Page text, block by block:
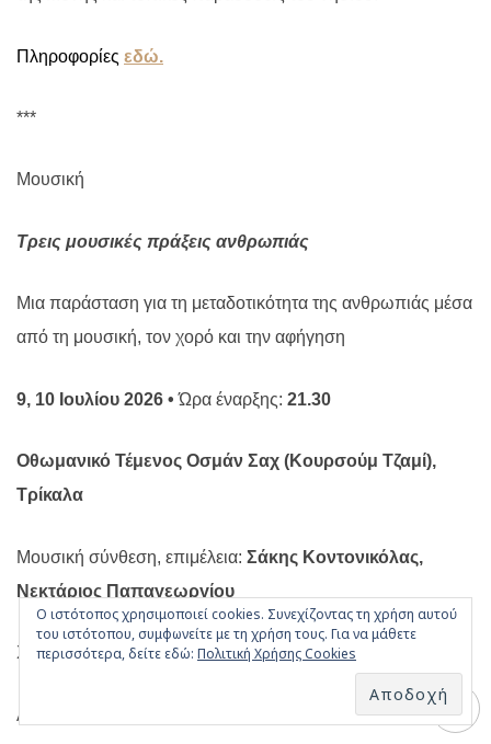
Πληροφορίες εδώ.
***
Μουσική
Τρεις μουσικές πράξεις ανθρωπιάς
Μια παράσταση για τη μεταδοτικότητα της ανθρωπιάς μέσα
από τη μουσική, τον χορό και την αφήγηση
9, 10 Ιουλίου 2026 •Ώρα έναρξης: 21.30
Οθωμανικό Τέμενος Οσμάν Σαχ (Κουρσούμ Τζαμί),
Τρίκαλα
Μουσική σύνθεση, επιμέλεια: Σάκης Κοντονικόλας,
Νεκτάριος Παπαγεωργίου
Χορογραφική επιμέλεια:Μαρία Γαδετσάκη
Αφήγηση:
Ο ιστότοπος χρησιμοποιεί cookies. Συνεχίζοντας τη χρήση αυτού
του ιστότοπου, συμφωνείτε με τη χρήση τους. Για να μάθετε
περισσότερα, δείτε εδώ: Πολιτική Χρήσης Cookies